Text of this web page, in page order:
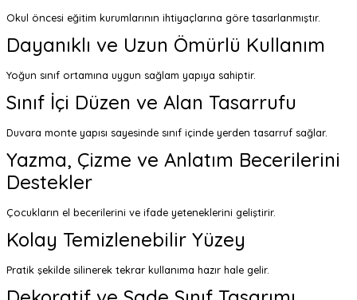
Okul öncesi eğitim kurumlarının ihtiyaçlarına göre tasarlanmıştır.
Dayanıklı ve Uzun Ömürlü Kullanım
Yoğun sınıf ortamına uygun sağlam yapıya sahiptir.
Sınıf İçi Düzen ve Alan Tasarrufu
Duvara monte yapısı sayesinde sınıf içinde yerden tasarruf sağlar.
Yazma, Çizme ve Anlatım Becerilerini
Destekler
Çocukların el becerilerini ve ifade yeteneklerini geliştirir.
Kolay Temizlenebilir Yüzey
Pratik şekilde silinerek tekrar kullanıma hazır hale gelir.